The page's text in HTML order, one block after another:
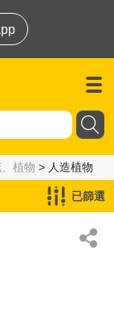
植物 > 人造植物
已篩選